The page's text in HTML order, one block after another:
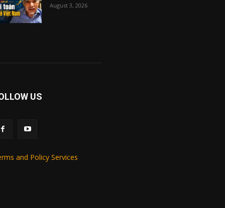
August 3, 2026
US
and Policy Services